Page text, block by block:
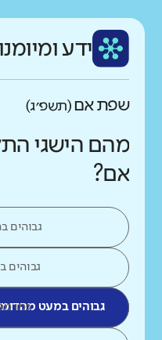
ידע
שפת אם(תשפ״ג)
מהם הישגי
אם?
גבוהים
גבוהים
גבוהים במעט כמו